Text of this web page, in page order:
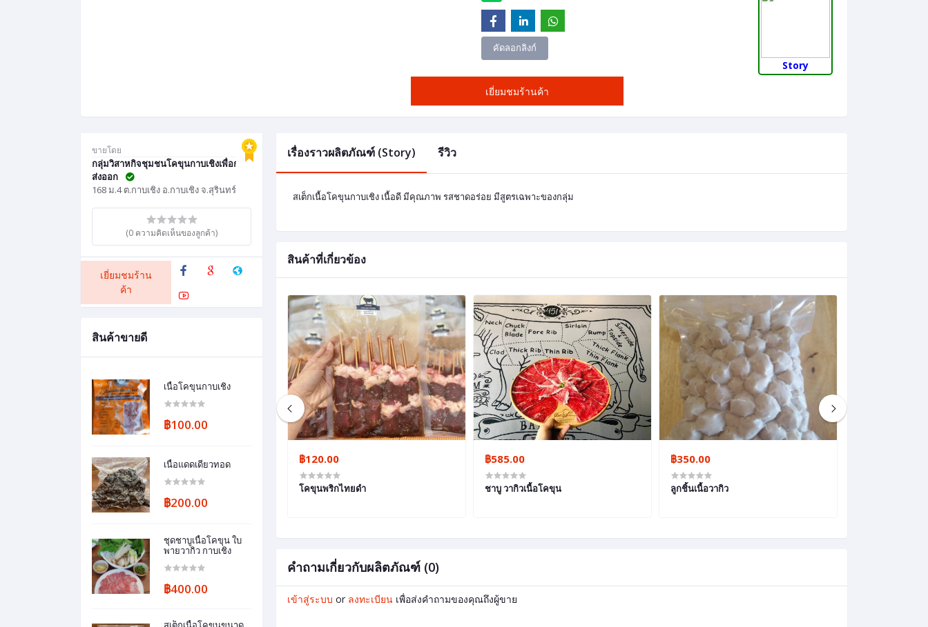
คัดลอกลิงก์
เยี่ยมชมร้านค้า
Story
ขายโดย
กลุ่มวิสาหกิจชุมชนโคขุนกาบเชิงเพื่อการ
ส่งออก
168 ม.4 ต.กาบเชิง อ.กาบเชิง จ.สุรินทร์
(0 ความคิดเห็นของลูกค้า)
เยี่ยมชมร้าน
ค้า
สินค้าขายดี
เนื้อโคขุนกาบเชิง
฿100.00
เนื้อแดดเดียวทอด
฿200.00
ชุดชาบูเนื้อโคขุน ใบ
พายวากิว กาบเชิง
฿400.00
เรื่องราวผลิตภัณฑ์ (Story) รีวิว
สเต็กเนื้อโคขุนกาบเชิง เนื้อดี มีคุณภาพ รสชาดอร่อย มีสูตรเฉพาะของกลุ่ม
สินค้าที่เกี่ยวข้อง
฿600.00
เนื้อวัวโคขุนโนนนารายณ์
฿120.00
โคขุนพริกไทยดำ
฿585.00
ชาบู วากิวเนื้อโคขุน
฿350.00
ลูกชิ้นเนื้อวากิว
คำถามเกี่ยวกับผลิตภัณฑ์ (0)
เข้าสู่ระบบ or ลงทะเบียน เพื่อส่งคำถามของคุณถึงผู้ขาย